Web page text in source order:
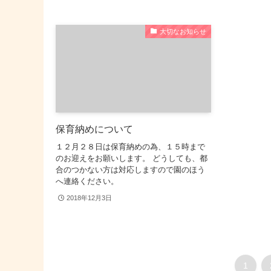
大切なお知らせ
保育納めについて
１２月２８日は保育納めの為、１５時まで
のお迎えをお願いします。 どうしても、都
合のつかない方は対応しますので園のほう
へ連絡ください。
2018年12月3日
1